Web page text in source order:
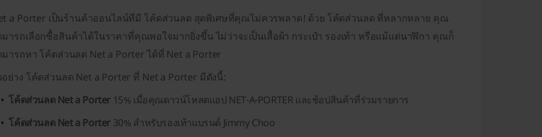
a Porter เป็นร้านค้าออนไลน์ที่มี โค้ดส่วนลด สุดพิเศษที่คุณไม่ควรพลาด! ด้วย โค้ดส่วนลด ที่หลากหลาย คุณ
มารถเลือกซื้อสินค้าได้ในราคาที่คุณพอใจมากยิ่งขึ้น ไม่ว่าจะเป็นเสื้อผ้า กระเป๋า รองเท้า หรือแม้แต่นาฬิกา คุณก็
มารถหา โค้ดส่วนลด Net a Porter ได้ที่ Net a Porter
อย่าง โค้ดส่วนลด Net a Porter ที่ Net a Porter มีดังนี้:
โค้ดส่วนลด Net a Porter 15% เมื่อคุณดาวน์โหลดแอป NET-A-PORTER และช้อปสินค้าที่ร่วมรายการ
โค้ดส่วนลด Net a Porter 30% สำหรับรองเท้าแบรนด์ Jimmy Choo